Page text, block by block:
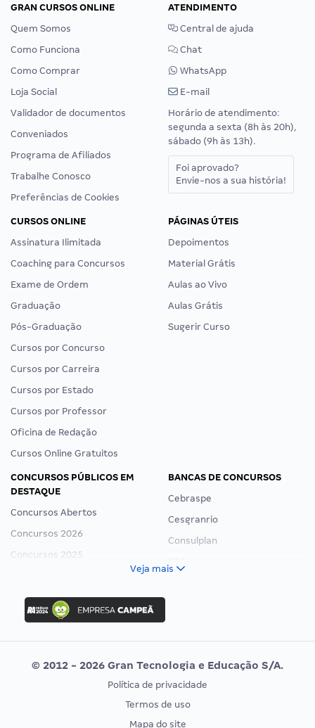
GRAN CURSOS ONLINE
Quem Somos
Como Funciona
Como Comprar
Loja Social
Validador de documentos
Conveniados
Programa de Afiliados
Trabalhe Conosco
Preferências de Cookies
ATENDIMENTO
Central de ajuda
Chat
WhatsApp
E-mail
Horário de atendimento:
segunda a sexta (8h às 20h),
sábado (9h às 13h).
Foi aprovado?
Envie-nos a sua história!
CURSOS ONLINE
Assinatura Ilimitada
Coaching para Concursos
Exame de Ordem
Graduação
Pós-Graduação
Cursos por Concurso
Cursos por Carreira
Cursos por Estado
Cursos por Professor
Oficina de Redação
Cursos Online Gratuitos
PÁGINAS ÚTEIS
Depoimentos
Material Grátis
Aulas ao Vivo
Aulas Grátis
Sugerir Curso
CONCURSOS PÚBLICOS EM
DESTAQUE
Concursos Abertos
Concursos 2026
Concursos 2025
Concurso Ibama
Concurso MPU
Editais publicados
BANCAS DE CONCURSOS
Cebraspe
Cesgranrio
Consulplan
Vunesp
CONCURSOS POR PROFISSÃO
EXAME DE ORDEM
Veja mais
© 2012 - 2026 Gran Tecnologia e Educação S/A.
Política de privacidade
Termos de uso
Mapa do site